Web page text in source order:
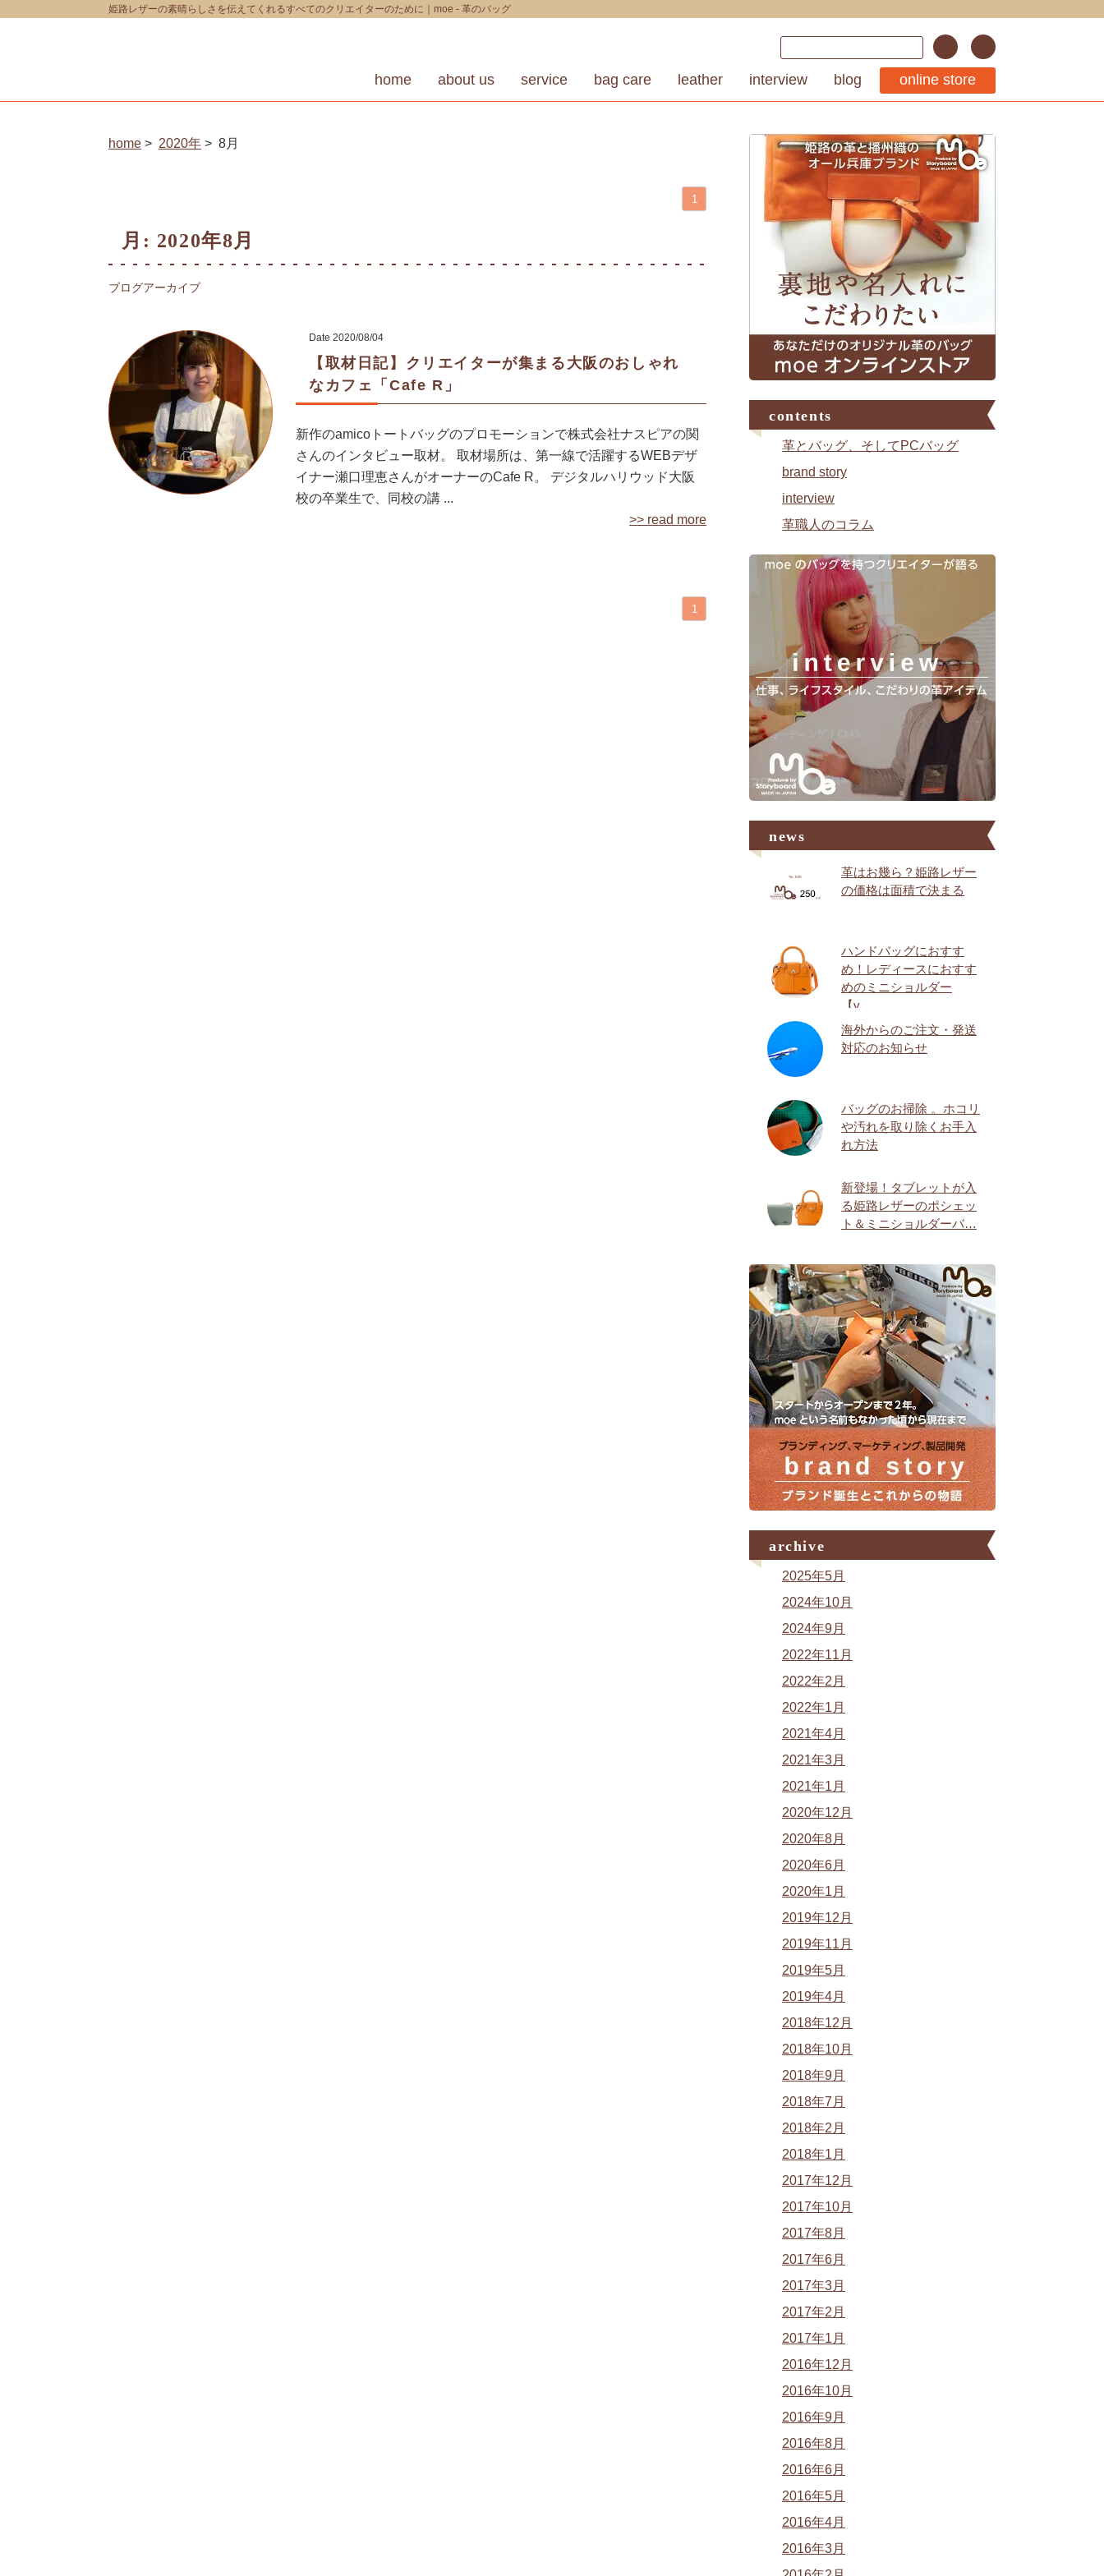
姫路レザーの素晴らしさを伝えてくれるすべてのクリエイターのために｜moe - 革のバッグ
home about us service bag care leather interview blog online store
home 2020年 8月
1
月: 2020年8月
ブログアーカイブ
Date 2020/08/04
【取材日記】クリエイターが集まる大阪のおしゃれ
なカフェ「Cafe R」
新作のamicoトートバッグのプロモーションで株式会社ナスピアの関
さんのインタビュー取材。 取材場所は、第一線で活躍するWEBデザ
イナー瀬口理恵さんがオーナーのCafe R。 デジタルハリウッド大阪
校の卒業生で、同校の講 ...
>> read more
1
contents
革とバッグ、そしてPCバッグ
brand story
interview
革職人のコラム
news
革はお幾ら？姫路レザー
の価格は面積で決まる
ハンドバッグにおすす
め！レディースにおすす
めのミニショルダー
【v…
海外からのご注文・発送
対応のお知らせ
バッグのお掃除 。ホコリ
や汚れを取り除くお手入
れ方法
新登場！タブレットが入
る姫路レザーのポシェッ
ト＆ミニショルダーバ…
archive
2025年5月
2024年10月
2024年9月
2022年11月
2022年2月
2022年1月
2021年4月
2021年3月
2021年1月
2020年12月
2020年8月
2020年6月
2020年1月
2019年12月
2019年11月
2019年5月
2019年4月
2018年12月
2018年10月
2018年9月
2018年7月
2018年2月
2018年1月
2017年12月
2017年10月
2017年8月
2017年6月
2017年3月
2017年2月
2017年1月
2016年12月
2016年10月
2016年9月
2016年8月
2016年6月
2016年5月
2016年4月
2016年3月